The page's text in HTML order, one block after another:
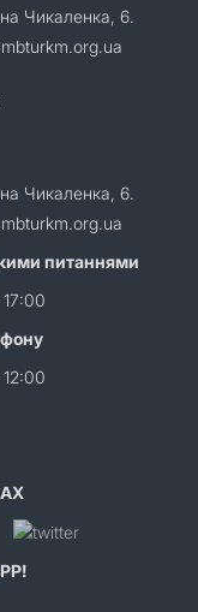
Чикаленка, 6.
Чикаленка, 6.
питаннями